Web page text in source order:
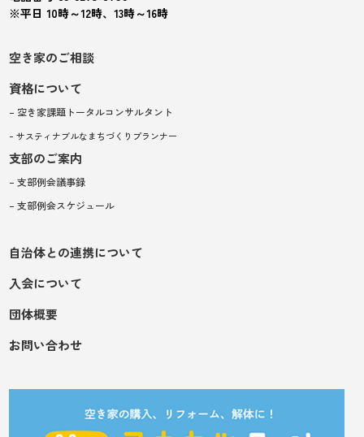
※平日 10時～12時、13時～16時
空き家のご相談
資格について
– 空き家課題トータルコンサルタント
– サスティナブルなまちづくりプランナー
支部のご案内
– 支部例会議事録
– 支部例会スケジュール
自治体との連携について
入会について
団体概要
お問い合わせ